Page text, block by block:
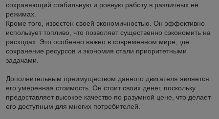
сохраняющий стабильную и ровную работу в различных её
режимах.
Кроме того, известен своей экономичностью. Он эффективно
использует топливо, что позволяет существенно сэкономить на
расходах. Это особенно важно в современном мире, где
сохранение ресурсов и экономия стали приоритетными
задачами.
Дополнительным преимуществом данного двигателя является
его умеренная стоимость. Он стоит своих денег, поскольку
предоставляет высокое качество по разумной цене, что делает
его доступным для многих потребителей.